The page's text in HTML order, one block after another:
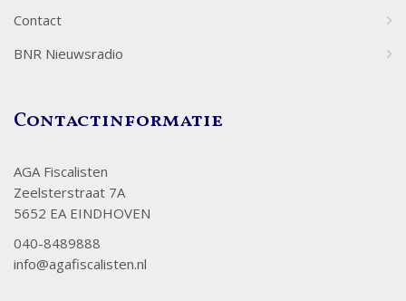
Contact
BNR Nieuwsradio
Contactinformatie
AGA Fiscalisten
Zeelsterstraat 7A
5652 EA EINDHOVEN
040-8489888
info@agafiscalisten.nl